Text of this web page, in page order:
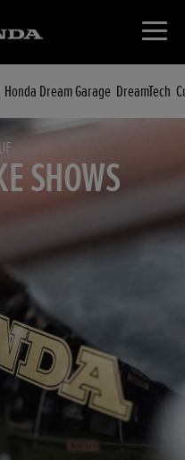
Honda Dream Garage DreamTech
SHOWS